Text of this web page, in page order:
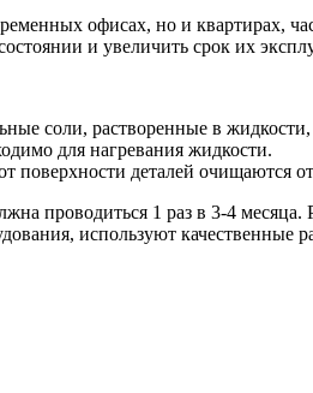
офисах, но и квартирах,
и увеличить срок их
соли, растворенные в
для нагревания жидкости.
поверхности деталей очищаются
проводиться 1 раз в 3-4
используют качественные